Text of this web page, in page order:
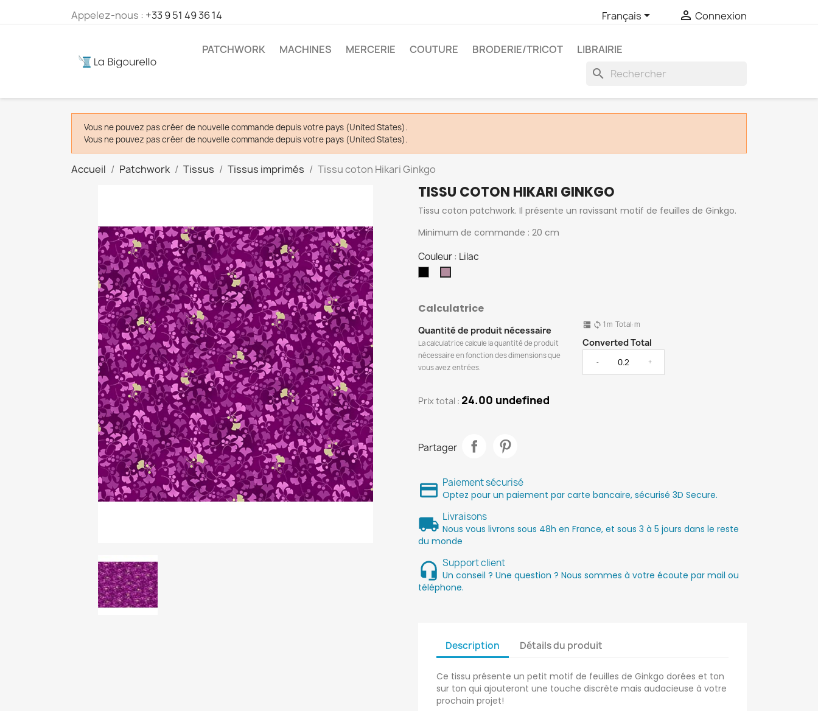
Appelez-nous : +33 9 51 49 36 14 Français  Connexion
PATCHWORK MACHINES MERCERIE COUTURE BRODERIE/TRICOT LIBRAIRIE
search
Vous ne pouvez pas créer de nouvelle commande depuis votre pays (United States).
Vous ne pouvez pas créer de nouvelle commande depuis votre pays (United States).
Accueil Patchwork Tissus Tissus imprimés Tissu coton Hikari Ginkgo
TISSU COTON HIKARI GINKGO
Tissu coton patchwork. Il présente un ravissant motif de feuilles de Ginkgo.
Minimum de commande : 20 cm
Couleur : Lilac
Calculatrice
Quantité de produit nécessaire
La calculatrice calcule la quantité de produit
nécessaire en fonction des dimensions que
vous avez entrées.
dns sync 1 m Total:m
Converted Total
- +
Prix ​​total : 24.00 undefined
Partager
Paiement sécurisé
Optez pour un paiement par carte bancaire, sécurisé 3D Secure.
Livraisons
Nous vous livrons sous 48h en France, et sous 3 à 5 jours dans le reste
du monde
Support client
Un conseil ? Une question ? Nous sommes à votre écoute par mail ou
téléphone.
Description Détails du produit
Ce tissu présente un petit motif de feuilles de Ginkgo dorées et ton
sur ton qui ajouteront une touche discrète mais audacieuse à votre
prochain projet!